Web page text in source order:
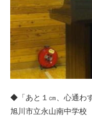
◆「あと１㎝、心通わ
旭川市立永山南中学校